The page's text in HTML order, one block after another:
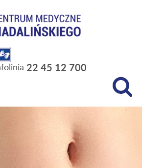
im. Świętej Rodziny SPZOZ
22 45 12 700